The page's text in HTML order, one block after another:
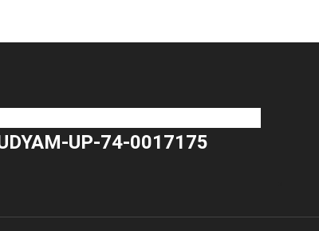
UP-74-0017175